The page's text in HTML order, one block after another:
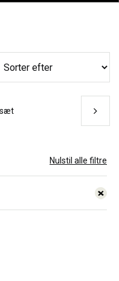
Nulstil alle filtre